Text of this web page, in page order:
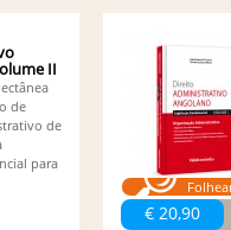
II
de
de
para
€ 20,90